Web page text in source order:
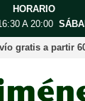
HORARIO
A 20:00
gratis a partir